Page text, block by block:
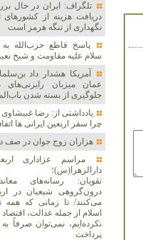
تلگراف: ایران در حال
دریافت هزینه از کشورهای
نگهداری از تنگه هرمز است
پاسخ قاطع حزب‌الله
سلام علیه مقاومت و شیخ
آمریکا هشدار داد
عمان میزبان رایزنی‌های
جلوگیری از بسته شدن
یادداشتی از: رضا غبیشاوی
چرا سفر اربعین ایرانی ها
هزاران زوج‌ جوان در صف
مراسم عزاداری
دارالزهرا(س)؛
نقویان: رسانه‌های
درون‌گروهی شیعیان در
می‌کنند/ تا زمانی که همه
اسلام از جمله عدالت، اقتصاد
نکرده‌ایم، نمی‌توان صرفاً
پرداخت